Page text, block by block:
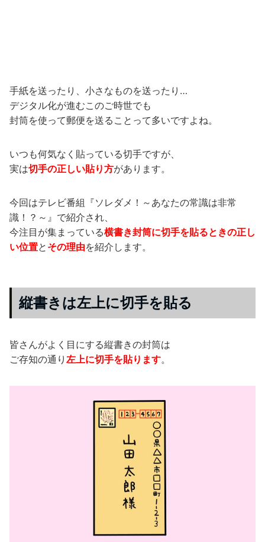
手紙を送ったり、小さなものを送ったり…
デジタル化が進むこのご時世でも
封筒を使って郵便を送ることって多いですよね。
いつも何気なく貼っている切手ですが、
実は切手の正しい貼り方があります。
今回はテレビ番組『ソレダメ！～あなたの常識は非常
識！？～』で紹介され、
今注目が集まっている横書き封筒に切手を貼るときの正し
い位置と その理由を紹介します。
縦書きは左上に切手を貼る
皆さんがよく目にする縦書きの封筒は
ご存知の通り 左上に切手を貼ります。